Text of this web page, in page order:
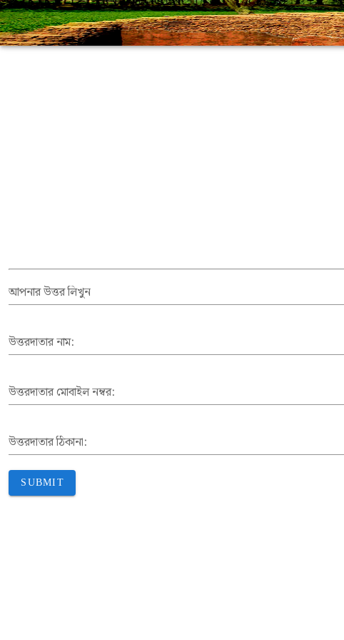
আপনার উত্তর লিখুন
উত্তরদাতার নাম:
উত্তরদাতার মোবাইল নম্বর:
উত্তরদাতার ঠিকানা:
SUBMIT